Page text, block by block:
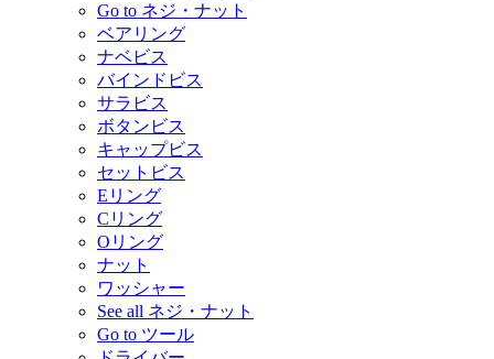
Go to ネジ・ナット
ベアリング
ナベビス
バインドビス
サラビス
ボタンビス
キャップビス
セットビス
Eリング
Cリング
Oリング
ナット
ワッシャー
See all ネジ・ナット
Go to ツール